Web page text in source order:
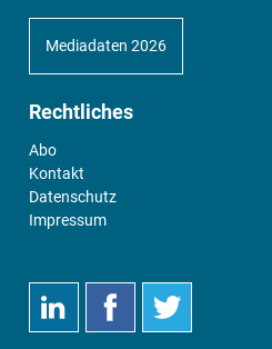
Mediadaten 2026
Rechtliches
Abo
Kontakt
Datenschutz
Impressum